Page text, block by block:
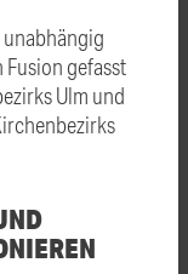
unabhängig
gefasst
Ulm und